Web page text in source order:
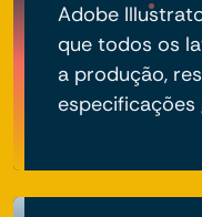
Adobe
que todos os
a produção,
especificações